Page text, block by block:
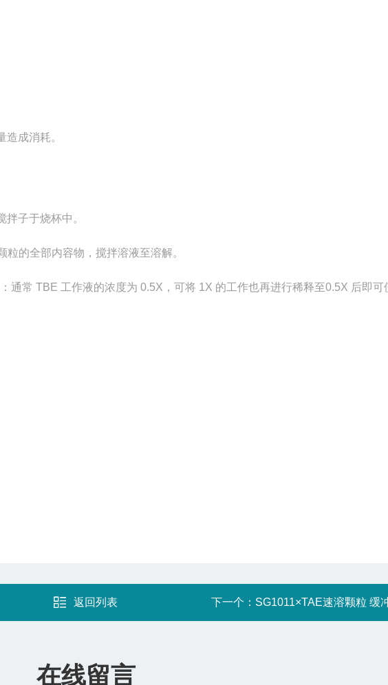
成消耗。
子于烧杯中。
粒的全部内容物，搅拌溶液至溶解。
通常 TBE 工作液的浓度为 0.5X，可将 1X 的工作也再进行稀释至0.5X 后即可
返回列表 下一个： SG1011×TAE速溶颗粒 缓
在线留言